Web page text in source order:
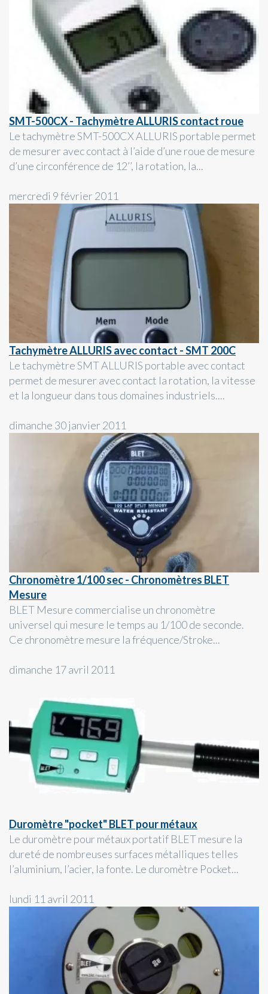
SMT-500CX - Tachymètre ALLURIS contact roue
Le tachymètre SMT-500CX ALLURIS portable permet
de mesurer avec contact à l’aide d’une roue de mesure
d’une circonférence de 12’’, la rotation, la...
mercredi 9 février 2011
Tachymètre ALLURIS avec contact - SMT 200C
Le tachymètre SMT ALLURIS portable avec contact
permet de mesurer avec contact la rotation, la vitesse
et la longueur dans tous domaines industriels....
dimanche 30 janvier 2011
Chronomètre 1/100 sec - Chronomètres BLET
Mesure
BLET Mesure commercialise un chronomètre
universel qui mesure le temps au 1/100 de seconde.
Ce chronomètre mesure la fréquence/Stroke...
dimanche 17 avril 2011
Duromètre "pocket" BLET pour métaux
Le duromètre pour métaux portatif BLET mesure la
dureté de nombreuses surfaces métalliques telles
l’aluminium, l’acier, la fonte. Le duromètre Pocket...
lundi 11 avril 2011